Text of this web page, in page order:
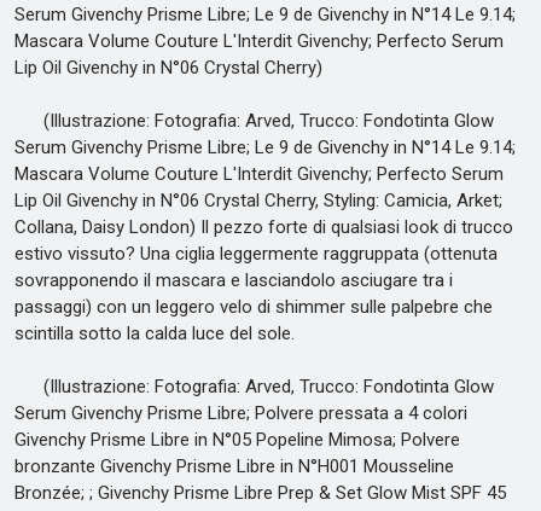
Serum Givenchy Prisme Libre; Le 9 de Givenchy in N°14 Le 9.14;
Mascara Volume Couture L'Interdit Givenchy; Perfecto Serum
Lip Oil Givenchy in N°06 Crystal Cherry)
(Illustrazione: Fotografia: Arved, Trucco: Fondotinta Glow
Serum Givenchy Prisme Libre; Le 9 de Givenchy in N°14 Le 9.14;
Mascara Volume Couture L'Interdit Givenchy; Perfecto Serum
Lip Oil Givenchy in N°06 Crystal Cherry, Styling: Camicia, Arket;
Collana, Daisy London) Il pezzo forte di qualsiasi look di trucco
estivo vissuto? Una ciglia leggermente raggruppata (ottenuta
sovrapponendo il mascara e lasciandolo asciugare tra i
passaggi) con un leggero velo di shimmer sulle palpebre che
scintilla sotto la calda luce del sole.
(Illustrazione: Fotografia: Arved, Trucco: Fondotinta Glow
Serum Givenchy Prisme Libre; Polvere pressata a 4 colori
Givenchy Prisme Libre in N°05 Popeline Mimosa; Polvere
bronzante Givenchy Prisme Libre in N°H001 Mousseline
Bronzée; ; Givenchy Prisme Libre Prep & Set Glow Mist SPF 45